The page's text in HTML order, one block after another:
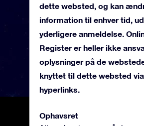
dette websted, og kan
information til enhver tid,
yderligere anmeldelse.
Register er heller ikke
oplysninger på de
knyttet til dette websted via
hyperlinks.
Ophavsret